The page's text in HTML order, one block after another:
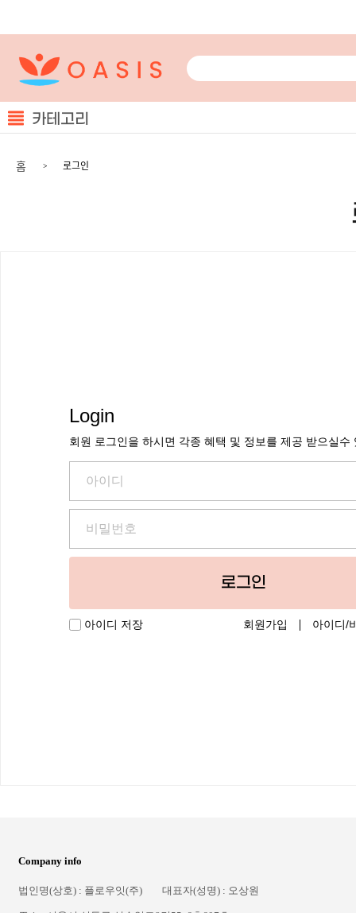
카테고리
홈 로그인
Login
회원 로그인을 하시면 각종 혜택 및 정보를 제공 받으실수
로그인
아이디 저장 회원가입 아이디/
Company info
법인명(상호) : 플로우잇(주) 대표자(성명) : 오상원